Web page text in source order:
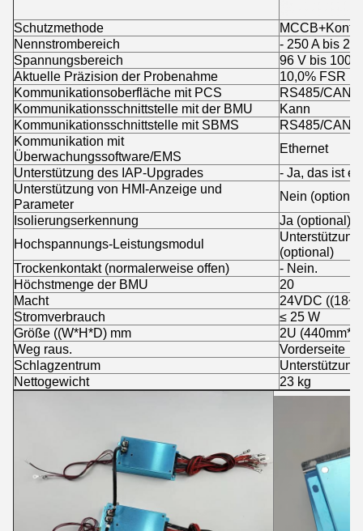
Schutzmethode
Nennstrombereich
- 250 A bis
Spannungsbereich
96 V bis 1000
Aktuelle Präzision der Probenahme
10,0% FSR
Kommunikationsoberfläche mit PCS
RS485/CAN
Kommunikationsschnittstelle mit der BMU
Kann
Kommunikationsschnittstelle mit SBMS
RS485/CAN
Kommunikation mit
Überwachungssoftware/EMS
Ethernet
Unterstützung des IAP-Upgrades
- Ja, das ist
Unterstützung von HMI-Anzeige und
Parameter
Nein
Isolierungserkennung
Ja (optional)
Hochspannungs-Leistungsmodul
(optional)
Trockenkontakt (normalerweise offen)
- Nein.
Höchstmenge der BMU
20
Macht
24VDC
Stromverbrauch
≤ 25 W
Größe ((W*H*D) mm
2U
Weg raus.
Vorderseite
Schlagzentrum
Nettogewicht
23 kg